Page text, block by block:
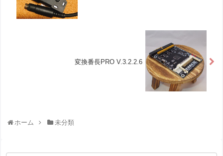
変換番長PRO V.3.2.2.6
ホーム 未分類